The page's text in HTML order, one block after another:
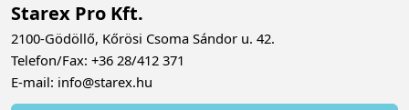
Starex Pro Kft.
2100-Gödöllő, Kőrösi Csoma Sándor u. 42.
Telefon/Fax: +36 28/412 371
E-mail: info@starex.hu